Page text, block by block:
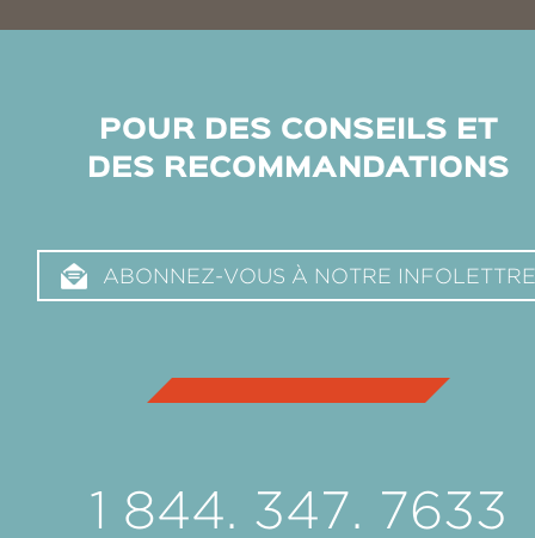
POUR DES CONSEILS ET
DES RECOMMANDATIONS
ABONNEZ-VOUS À NOTRE
1 844. 347. 7633